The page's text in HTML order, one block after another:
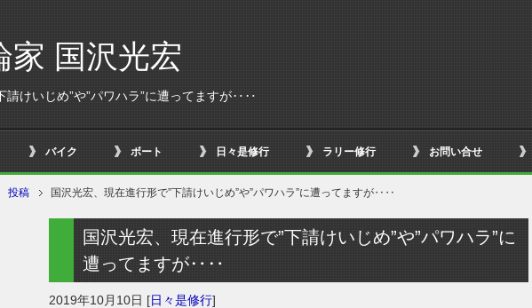
家 国沢光宏
請けいじめ”や”パワハラ”に遭ってますが‥‥
バイク ボート 日々是修行 ラリー修行 お問い合せ
投稿 国沢光宏、現在進行形で”下請けいじめ”や”パワハラ”に遭ってますが‥‥
国沢光宏、現在進行形で”下請けいじめ”や”パワハラ”に
遭ってますが‥‥
2019年10月10日 [日々是修行]